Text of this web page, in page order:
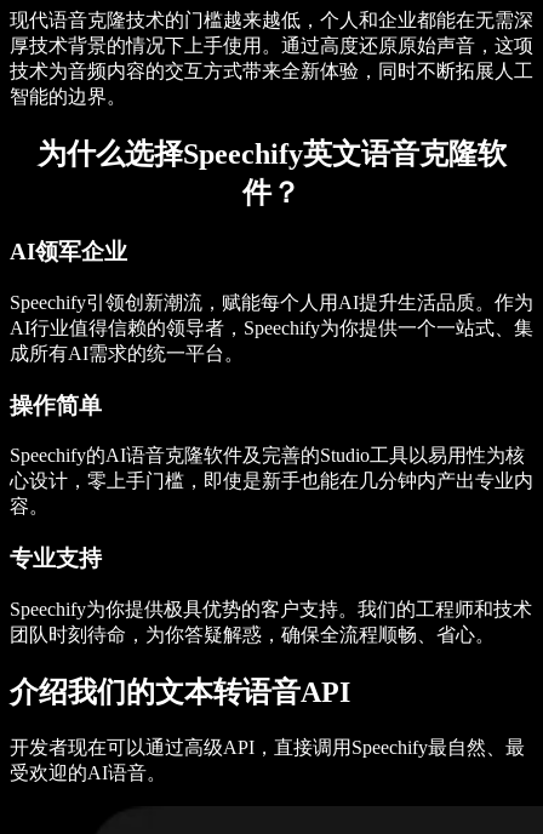
现代语音克隆技术的门槛越来越低，个人和企业都能在无需深
厚技术背景的情况下上手使用。通过高度还原原始声音，这项
技术为音频内容的交互方式带来全新体验，同时不断拓展人工
智能的边界。
为什么选择Speechify英文语音克隆软
件？
AI领军企业
Speechify引领创新潮流，赋能每个人用AI提升生活品质。作为
AI行业值得信赖的领导者，Speechify为你提供一个一站式、集
成所有AI需求的统一平台。
操作简单
Speechify的AI语音克隆软件及完善的Studio工具以易用性为核
心设计，零上手门槛，即使是新手也能在几分钟内产出专业内
容。
专业支持
Speechify为你提供极具优势的客户支持。我们的工程师和技术
团队时刻待命，为你答疑解惑，确保全流程顺畅、省心。
介绍我们的文本转语音API
开发者现在可以通过高级API，直接调用Speechify最自然、最
受欢迎的AI语音。